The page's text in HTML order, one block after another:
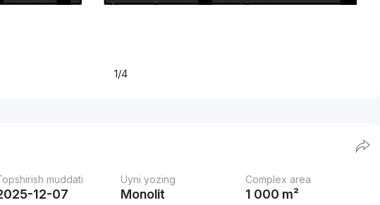
1/4
muddati
12-07
Uyni yozing
Monolit
Complex area
1 000 m²